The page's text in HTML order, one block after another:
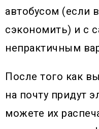
автобусом (если
сэкономить) и с
непрактичным
После того как
на почту придут
можете их